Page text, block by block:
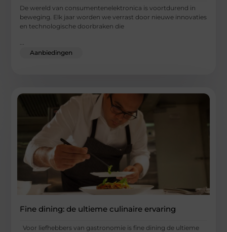
De wereld van consumentenelektronica is voortdurend in
beweging. Elk jaar worden we verrast door nieuwe innovaties
en technologische doorbraken die
Aanbiedingen
Fine dining: de ultieme culinaire ervaring
Voor liefhebbers van gastronomie is fine dining de ultieme